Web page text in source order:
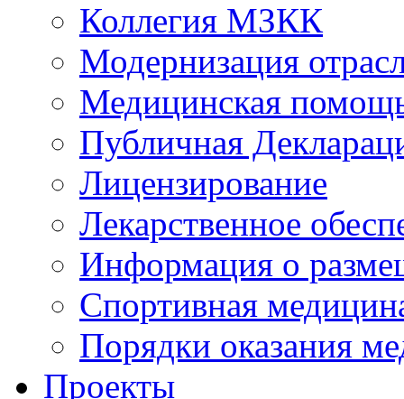
Коллегия МЗКК
Модернизация
Медицинская
Публичная
Лицензирование
Лекарственное
Информация о
Спортивная
Порядки оказания
Проекты